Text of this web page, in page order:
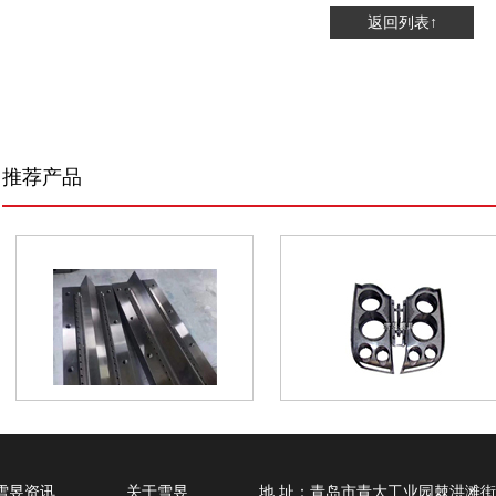
返回列表↑
推荐产品
昱资讯 关于雪昱 地 址：青岛市青大工业园棘洪滩